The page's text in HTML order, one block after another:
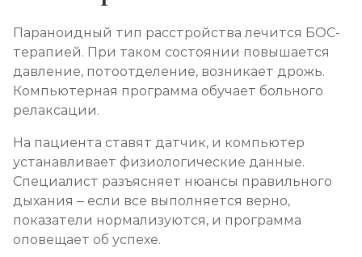
Параноидный тип расстройства лечится БОС-
терапией. При таком состоянии повышается
давление, потоотделение, возникает дрожь.
Компьютерная программа обучает больного
релаксации.
На пациента ставят датчик, и компьютер
устанавливает физиологические данные.
Специалист разъясняет нюансы правильного
дыхания – если все выполняется верно,
показатели нормализуются, и программа
оповещает об успехе.